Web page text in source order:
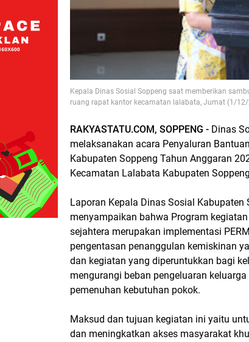
Kepala Dinas Sosial Soppeng saat memberikan
ruang rapat kantor kecamatan lalabata, Jumat (1/
RAKYASTATU.COM, SOPPENG - Dinas
melaksanakan acara Penyaluran
Kabupaten Soppeng Tahun Anggaran
Kecamatan Lalabata Kabupaten
Laporan Kepala Dinas Sosial Kabupaten
menyampaikan bahwa Program
sejahtera merupakan implementasi
pengentasan penanggulan kemiskinan
dan kegiatan yang diperuntukkan bagi
mengurangi beban pengeluaran
pemenuhan kebutuhan pokok.
Maksud dan tujuan kegiatan ini yaitu
dan meningkatkan akses masyarakat